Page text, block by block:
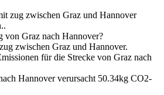
zug zwischen Graz und Hannover
von Graz nach Hannover?
zwischen Graz und Hannover.
für die Strecke von Graz nach
Hannover verursacht 50.34kg CO2-